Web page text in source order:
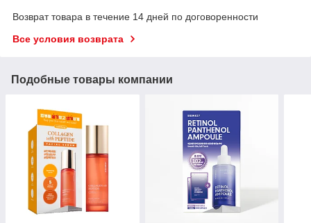
Возврат товара в течение 14 дней по договоренности
Все условия возврата
Подобные товары компании